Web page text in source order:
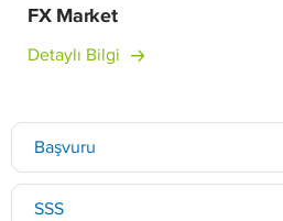
FX Market
Detaylı Bilgi
Başvuru
SSS